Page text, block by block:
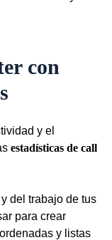
con
y el
estadísticas de call
y del trabajo de tus
para crear
ordenadas y listas